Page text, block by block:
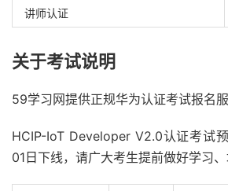
讲师认证
关于考试说明
59学习网提供正规华为认证考试报名服
HCIP-IoT Developer V2.0认证考试
01日下线，请广大考生提前做好学习、